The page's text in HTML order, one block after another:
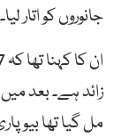
جانوروں کو اتار لیا۔
زائد ہے۔ بعد
مل گیا تھا